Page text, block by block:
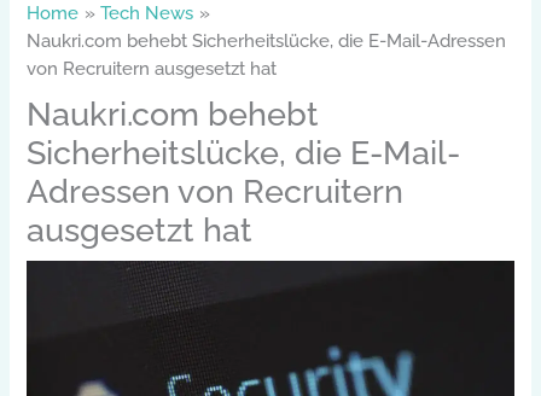
Home
Tech News
Naukri.com behebt Sicherheitslücke, die E-Mail-Adressen
von Recruitern ausgesetzt hat
Naukri.com behebt
Sicherheitslücke, die E-Mail-
Adressen von Recruitern
ausgesetzt hat